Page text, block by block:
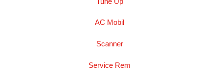
AC Mobil
Scanner
Service Rem